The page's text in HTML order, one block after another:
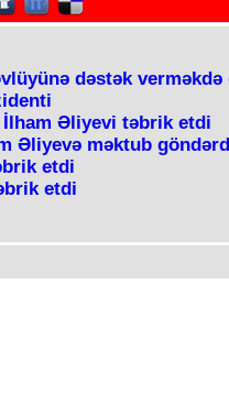
dəstək verməkdə
İlham Əliyevi təbrik etdi
Əliyevə məktub
etdi
etdi